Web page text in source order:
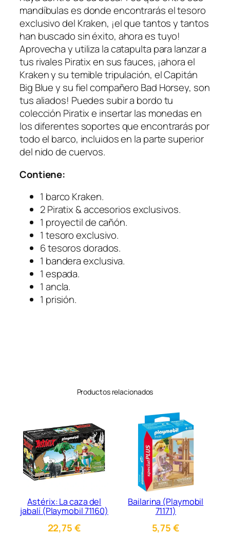
e
n
c
a
n
t
i
d
a
d
mandíbulas es donde encontrarás el tesoro
exclusivo del Kraken, ¡el que tantos y tantos
han buscado sin éxito, ahora es tuyo!
Aprovecha y utiliza la catapulta para lanzar a
tus rivales Piratix en sus fauces, ¡ahora el
Kraken y su temible tripulación, el Capitán
Big Blue y su fiel compañero Bad Horsey, son
tus aliados! Puedes subir a bordo tu
colección Piratix e insertar las monedas en
los diferentes soportes que encontrarás por
todo el barco, incluidos en la parte superior
del nido de cuervos.
Contiene:
1 barco Kraken.
2 Piratix & accesorios exclusivos.
1 proyectil de cañón.
1 tesoro exclusivo.
6 tesoros dorados.
1 bandera exclusiva.
1 espada.
1 ancla.
1 prisión.
Productos relacionados
Astérix: La caza del
jabalí (Playmobil 71160)
22,75€
Bailarina (Playmobil
71171)
5,75€